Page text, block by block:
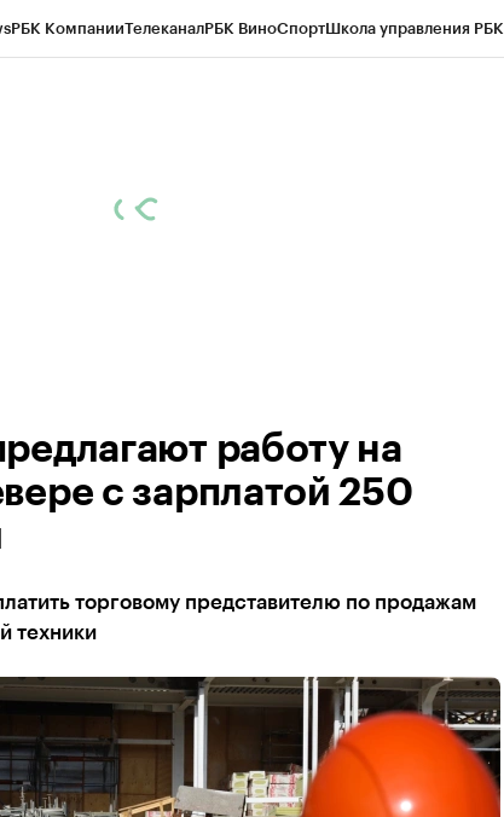
РБК КомпанииТелеканалРБК ВиноСпортШкола управления РБК
работу на
с зарплатой 250
торговому представителю по продажам
техники